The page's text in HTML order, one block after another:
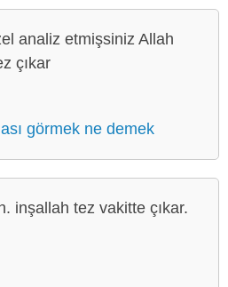
analiz etmişsiniz Allah
çıkar
görmek ne demek
inşallah tez vakitte çıkar.